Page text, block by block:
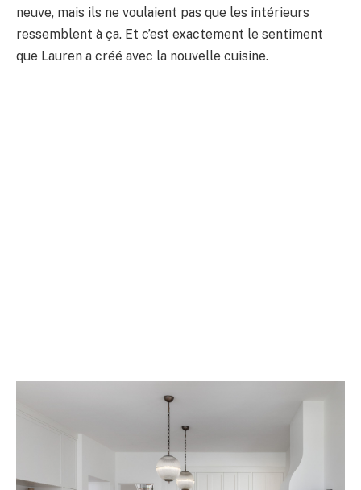
neuve, mais ils ne voulaient pas que les intérieurs
ressemblent à ça. Et c’est exactement le sentiment
que Lauren a créé avec la nouvelle cuisine.